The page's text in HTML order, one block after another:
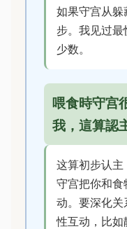
如果守宫从
步。我见过
少数。
喂食時守宫
我，這算認
这算初步认主
守宫把你和
动。要深化关
性互动，比如